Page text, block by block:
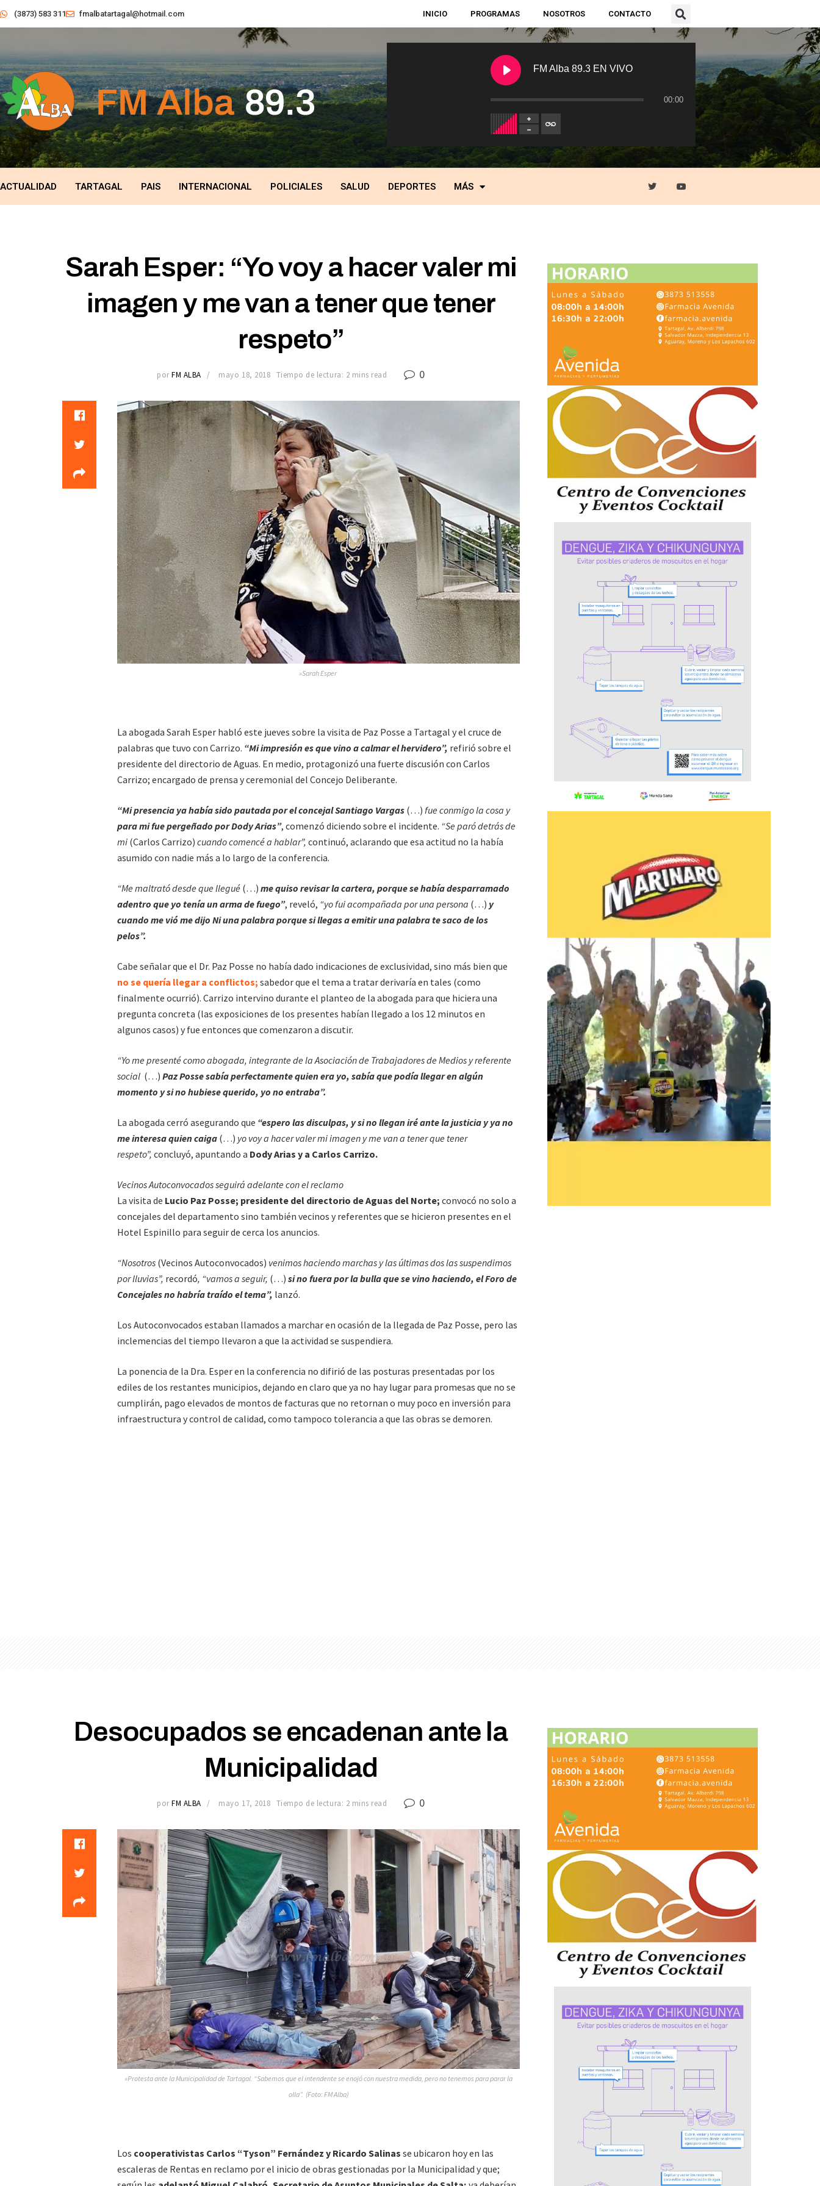
(3873) 583 311 fmalbatartagal@hotmail.com INICIO PROGRAMAS NOSOTROS CONTACTO
FM Alba 89.3 EN VIVO
00:00
ACTUALIDAD TARTAGAL PAIS INTERNACIONAL POLICIALES SALUD DEPORTES MÁS
Sarah Esper: “Yo voy a hacer valer mi
imagen y me van a tener que tener
respeto”
por FM ALBA mayo 18, 2018 Tiempo de lectura: 2 mins read 0
»Sarah Esper
La abogada Sarah Esper habló este jueves sobre la visita de Paz Posse a Tartagal y el cruce de
palabras que tuvo con Carrizo. “Mi impresión es que vino a calmar el hervidero”, refirió sobre el
presidente del directorio de Aguas. En medio, protagonizó una fuerte discusión con Carlos
Carrizo; encargado de prensa y ceremonial del Concejo Deliberante.
“Mi presencia ya había sido pautada por el concejal Santiago Vargas (…) fue conmigo la cosa y
para mi fue pergeñado por Dody Arias”, comenzó diciendo sobre el incidente. “Se paró detrás de
mi (Carlos Carrizo) cuando comencé a hablar”, continuó, aclarando que esa actitud no la había
asumido con nadie más a lo largo de la conferencia.
“Me maltrató desde que llegué (…) me quiso revisar la cartera, porque se había desparramado
adentro que yo tenía un arma de fuego”, reveló, “yo fui acompañada por una persona (…) y
cuando me vió me dijo Ni una palabra porque si llegas a emitir una palabra te saco de los
pelos”.
Cabe señalar que el Dr. Paz Posse no había dado indicaciones de exclusividad, sino más bien que
no se quería llegar a conflictos; sabedor que el tema a tratar derivaría en tales (como
finalmente ocurrió). Carrizo intervino durante el planteo de la abogada para que hiciera una
pregunta concreta (las exposiciones de los presentes habían llegado a los 12 minutos en
algunos casos) y fue entonces que comenzaron a discutir.
“Yo me presenté como abogada, integrante de la Asociación de Trabajadores de Medios y referente
social (…) Paz Posse sabía perfectamente quien era yo, sabía que podía llegar en algún
momento y si no hubiese querido, yo no entraba”.
La abogada cerró asegurando que “espero las disculpas, y si no llegan iré ante la justicia y ya no
me interesa quien caiga (…) yo voy a hacer valer mi imagen y me van a tener que tener
respeto”, concluyó, apuntando a Dody Arias y a Carlos Carrizo.
Vecinos Autoconvocados seguirá adelante con el reclamo
La visita de Lucio Paz Posse; presidente del directorio de Aguas del Norte; convocó no solo a
concejales del departamento sino también vecinos y referentes que se hicieron presentes en el
Hotel Espinillo para seguir de cerca los anuncios.
“Nosotros (Vecinos Autoconvocados) venimos haciendo marchas y las últimas dos las suspendimos
por lluvias”, recordó, “vamos a seguir, (…) si no fuera por la bulla que se vino haciendo, el Foro de
Concejales no habría traído el tema”, lanzó.
Los Autoconvocados estaban llamados a marchar en ocasión de la llegada de Paz Posse, pero las
inclemencias del tiempo llevaron a que la actividad se suspendiera.
La ponencia de la Dra. Esper en la conferencia no difirió de las posturas presentadas por los
ediles de los restantes municipios, dejando en claro que ya no hay lugar para promesas que no se
cumplirán, pago elevados de montos de facturas que no retornan o muy poco en inversión para
infraestructura y control de calidad, como tampoco tolerancia a que las obras se demoren.
Desocupados se encadenan ante la
Municipalidad
por FM ALBA mayo 17, 2018 Tiempo de lectura: 2 mins read 0
»Protesta ante la Municipalidad de Tartagal. “Sabemos que el intendente se enojó con nuestra medida, pero no tenemos para parar la
olla”. (Foto: FM Alba)
Los cooperativistas Carlos “Tyson” Fernández y Ricardo Salinas se ubicaron hoy en las
escaleras de Rentas en reclamo por el inicio de obras gestionadas por la Municipalidad y que;